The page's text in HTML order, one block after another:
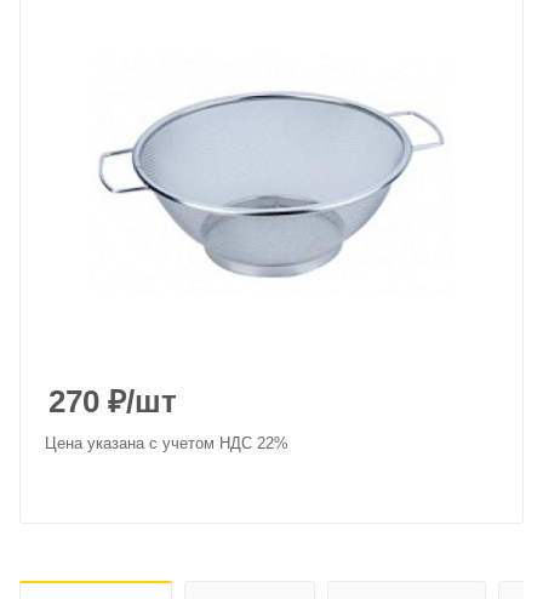
270 ₽/шт
Цена указана с учетом НДС 22%